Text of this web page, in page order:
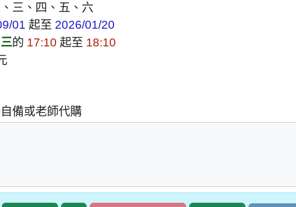
三、四、五、六
01 起至 2026/01/20
三的 17:10 起至 18:10
備或老師代購